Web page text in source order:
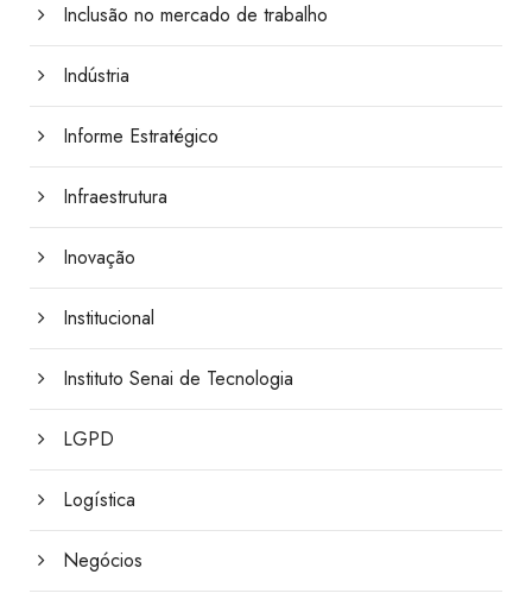
Inclusão no mercado de trabalho
Indústria
Informe Estratégico
Infraestrutura
Inovação
Institucional
Instituto Senai de Tecnologia
LGPD
Logística
Negócios